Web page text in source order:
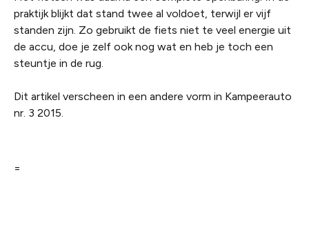
praktijk blijkt dat stand twee al voldoet, terwijl er vijf
standen zijn. Zo gebruikt de fiets niet te veel energie uit
de accu, doe je zelf ook nog wat en heb je toch een
steuntje in de rug.
Dit artikel verscheen in een andere vorm in Kampeerauto
nr. 3 2015.
=